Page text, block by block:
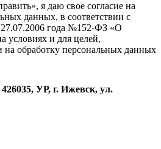
я даю свое согласие на
данных, в соответствии с
года №152-ФЗ «О
условиях и для целей,
на обработку персональных данных
УР, г. Ижевск, ул.